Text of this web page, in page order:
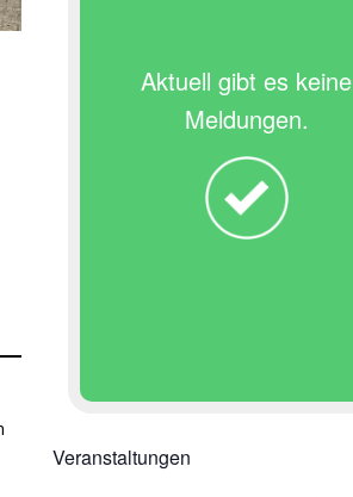
Aktuell gibt es keine
Meldungen.
Veranstaltungen